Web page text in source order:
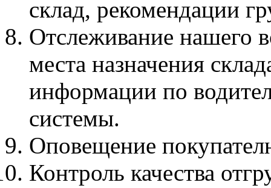
склад, рекомендации
Отслеживание нашего
места назначения
информации по
системы.
Оповещение
Контроль качества